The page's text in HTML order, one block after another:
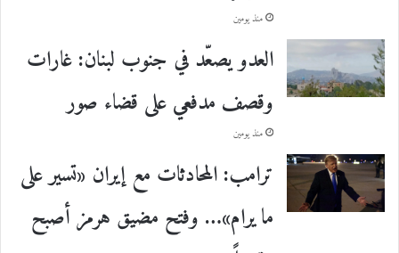
منذ يومين
العدو يصعّد في جنوب لبنان: غارات
وقصف مدفعي على قضاء صور
منذ يومين
ترامب: المحادثات مع إيران «تسير على
ما يرام»… وفتح مضيق هرمز أصبح